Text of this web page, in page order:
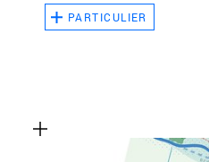
PARTICULIER